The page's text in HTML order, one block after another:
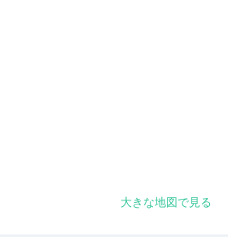
大きな地図で見る